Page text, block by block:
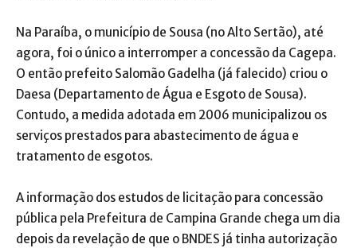
Na Paraíba, o município de Sousa (no Alto Sertão), até
agora, foi o único a interromper a concessão da Cagepa.
O então prefeito Salomão Gadelha (já falecido) criou o
Daesa (Departamento de Água e Esgoto de Sousa).
Contudo, a medida adotada em 2006 municipalizou os
serviços prestados para abastecimento de água e
tratamento de esgotos.
A informação dos estudos de licitação para concessão
pública pela Prefeitura de Campina Grande chega um dia
depois da revelação de que o BNDES já tinha autorização